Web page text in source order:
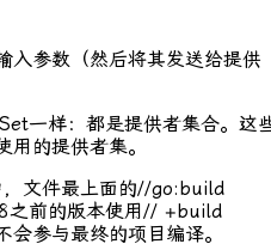
入参数（然后将其发送给提供
一样：都是提供者集合。这
的提供者集。
，文件最上面的//go:build
前的版本使用// +build
会参与最终的项目编译。